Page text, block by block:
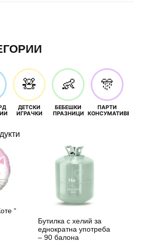
🧸
ДЕТСКИ
ИГРАЧКИ
👶
БЕБЕШКИ
ПРАЗНИЦИ
🎊
ПАРТИ
КОНСУМАТИВИ
“
Бутилка с хелий за
еднократна употреба
– 90 балона